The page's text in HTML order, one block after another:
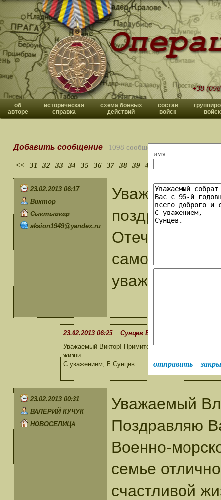
+38
об
авторе
историческая
справка
схема боевых
действий
состав
войск
войск
имя
отправить
Добавить сообщение 1098 сообщений
<< 31 32 33 34 35 36 37 38 39 40
23.02.2013 06:17
Виктор
Сыктывкар
aksion1949@yandex.ru
Уважаемый
поздравляю
самого
уважением
23.02.2013 06:25 Сунцев В.П.
Уважаемый Виктор! Примите и мои поздравления
жизни.
С уважением, В.Сунцев.
23.02.2013 00:31
ВАЛЕРИЙ КУЧУК
НОВОСЕЛИЦА
Уважаемый
Поздравляю
Военно-
семье
счастливой